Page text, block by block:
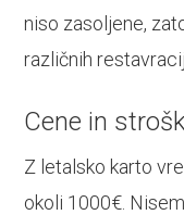
niso zasoljene,
različnih restavracij.
Cene in
Z letalsko karto
okoli 1000€.